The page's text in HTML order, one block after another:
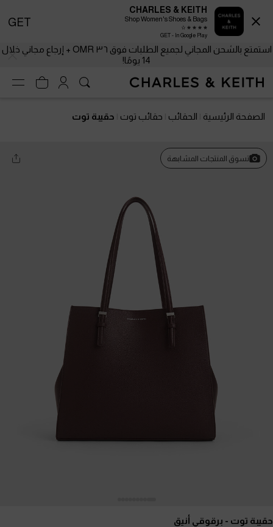
استمتع بالشحن المجاني لجميع الطلبات فوق ٣٦ OMR + إرجاع مجاني خلال
14 يومًا!
الصفحة الرئيسية الحقائب حقائب توت حقيبة توت
تسوق المنتجات المشابهة
حقيبة توت - برقوقي أنيق
CHARLES & KEITH
Shop Women's Shoes & Bags
GET - In Google Play
GET